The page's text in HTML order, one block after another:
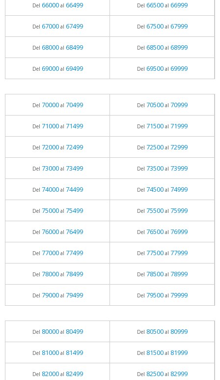
Del 66000al 66499 Del 66500al 66999
Del 67000al 67499 Del 67500al 67999
Del 68000al 68499 Del 68500al 68999
Del 69000al 69499 Del 69500al 69999
Del 70000al 70499 Del 70500al 70999
Del 71000al 71499 Del 71500al 71999
Del 72000al 72499 Del 72500al 72999
Del 73000al 73499 Del 73500al 73999
Del 74000al 74499 Del 74500al 74999
Del 75000al 75499 Del 75500al 75999
Del 76000al 76499 Del 76500al 76999
Del 77000al 77499 Del 77500al 77999
Del 78000al 78499 Del 78500al 78999
Del 79000al 79499 Del 79500al 79999
Del 80000al 80499 Del 80500al 80999
Del 81000al 81499 Del 81500al 81999
Del 82000al 82499 Del 82500al 82999